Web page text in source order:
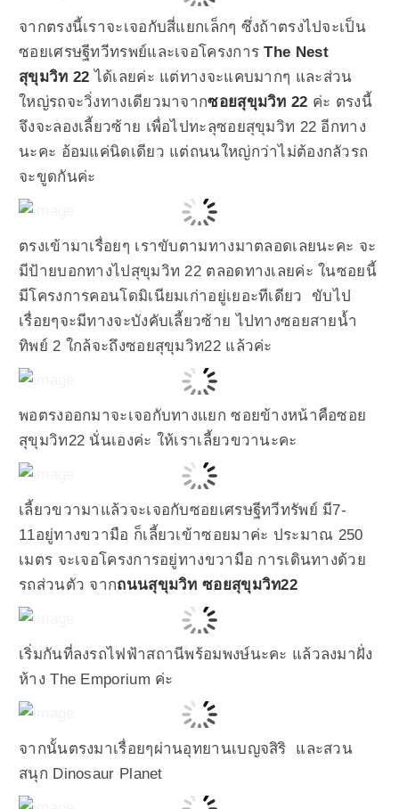
จากตรงนี้เราจะเจอกับสี่แยกเล็กๆ ซึ่งถ้าตรงไปจะเป็น
ซอยเศรษฐีทวีทรพย์และเจอโครงการThe Nest
สุขุมวิท 22 ได้เลยค่ะ แต่ทางจะแคบมากๆ และส่วน
ใหญ่รถจะวิ่งทางเดียวมาจากซอยสุขุมวิท 22 ค่ะ ตรงนี้
จึงจะลองเลี้ยวซ้าย เพื่อไปทะลุซอยสุขุมวิท 22 อีกทาง
นะคะ อ้อมแค่นิดเดียว แต่ถนนใหญ่กว่าไม่ต้องกลัวรถ
จะขูดกันค่ะ
ตรงเข้ามาเรื่อยๆ เราขับตามทางมาตลอดเลยนะคะ จะ
มีป้ายบอกทางไปสุขุมวิท 22 ตลอดทางเลยค่ะ ในซอยนี้
มีโครงการคอนโดมิเนียมเก่าอยู่เยอะทีเดียว ขับไป
เรื่อยๆจะมีทางจะบังคับเลี้ยวซ้าย ไปทางซอยสายน้ำ
ทิพย์ 2 ใกล้จะถึงซอยสุขุมวิท22 แล้วค่ะ
พอตรงออกมาจะเจอกับทางแยก ซอยข้างหน้าคือซอย
สุขุมวิท22 นั่นเองค่ะ ให้เราเลี้ยวขวานะคะ
เลี้ยวขวามาแล้วจะเจอกับซอยเศรษฐีทวีทรัพย์ มี7-
11อยู่ทางขวามือ ก็เลี้ยวเข้าซอยมาค่ะ ประมาณ 250
เมตร จะเจอโครงการอยู่ทางขวามือ การเดินทางด้วย
รถส่วนตัว จากถนนสุขุมวิท ซอยสุขุมวิท22
เริ่มกันที่ลงรถไฟฟ้าสถานีพร้อมพงษ์นะคะ แล้วลงมาฝั่ง
ห้าง The Emporium ค่ะ
จากนั้นตรงมาเรื่อยๆผ่านอุทยานเบญจสิริ และสวน
สนุก Dinosaur Planet